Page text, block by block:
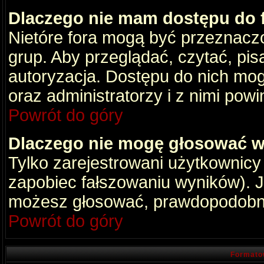
Dlaczego nie mam dostępu do
Nietóre fora mogą być
grup. Aby przeglądać, czytać,
autoryzacja. Dostępu do nich
oraz administratorzy i z nimi
Powrót do góry
Dlaczego nie mogę głosować
Tylko zarejestrowani
zapobiec fałszowaniu wyników).
możesz głosować,
Powrót do góry